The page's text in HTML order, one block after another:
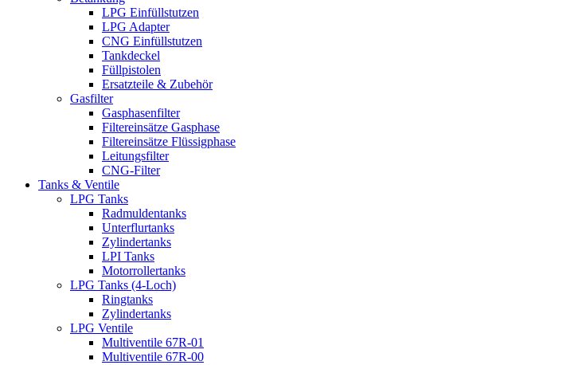
LPG Einfüllstutzen
LPG Adapter
CNG Einfüllstutzen
Tankdeckel
Füllpistolen
Ersatzteile & Zubehör
Gasfilter
Gasphasenfilter
Filtereinsätze Gasphase
Filtereinsätze Flüssigphase
Leitungsfilter
CNG-Filter
Tanks & Ventile
LPG Tanks
Radmuldentanks
Unterflurtanks
Zylindertanks
LPI Tanks
Motorrollertanks
LPG Tanks (4-Loch)
Ringtanks
Zylindertanks
LPG Ventile
Multiventile 67R-01
Multiventile 67R-00